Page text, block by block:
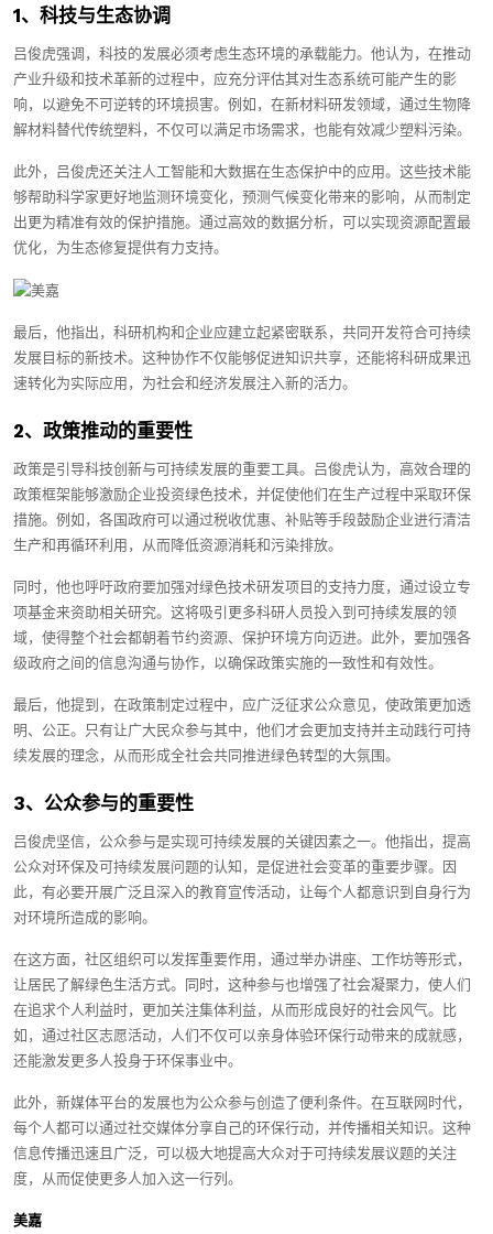
1、科技与生态协调
吕俊虎强调，科技的发展必须考虑生态环境的承载能力。他认为，在推动
产业升级和技术革新的过程中，应充分评估其对生态系统可能产生的影
响，以避免不可逆转的环境损害。例如，在新材料研发领域，通过生物降
解材料替代传统塑料，不仅可以满足市场需求，也能有效减少塑料污染。
此外，吕俊虎还关注人工智能和大数据在生态保护中的应用。这些技术能
够帮助科学家更好地监测环境变化，预测气候变化带来的影响，从而制定
出更为精准有效的保护措施。通过高效的数据分析，可以实现资源配置最
优化，为生态修复提供有力支持。
最后，他指出，科研机构和企业应建立起紧密联系，共同开发符合可持续
发展目标的新技术。这种协作不仅能够促进知识共享，还能将科研成果迅
速转化为实际应用，为社会和经济发展注入新的活力。
2、政策推动的重要性
政策是引导科技创新与可持续发展的重要工具。吕俊虎认为，高效合理的
政策框架能够激励企业投资绿色技术，并促使他们在生产过程中采取环保
措施。例如，各国政府可以通过税收优惠、补贴等手段鼓励企业进行清洁
生产和再循环利用，从而降低资源消耗和污染排放。
同时，他也呼吁政府要加强对绿色技术研发项目的支持力度，通过设立专
项基金来资助相关研究。这将吸引更多科研人员投入到可持续发展的领
域，使得整个社会都朝着节约资源、保护环境方向迈进。此外，要加强各
级政府之间的信息沟通与协作，以确保政策实施的一致性和有效性。
最后，他提到，在政策制定过程中，应广泛征求公众意见，使政策更加透
明、公正。只有让广大民众参与其中，他们才会更加支持并主动践行可持
续发展的理念，从而形成全社会共同推进绿色转型的大氛围。
3、公众参与的重要性
吕俊虎坚信，公众参与是实现可持续发展的关键因素之一。他指出，提高
公众对环保及可持续发展问题的认知，是促进社会变革的重要步骤。因
此，有必要开展广泛且深入的教育宣传活动，让每个人都意识到自身行为
对环境所造成的影响。
在这方面，社区组织可以发挥重要作用，通过举办讲座、工作坊等形式，
让居民了解绿色生活方式。同时，这种参与也增强了社会凝聚力，使人们
在追求个人利益时，更加关注集体利益，从而形成良好的社会风气。比
如，通过社区志愿活动，人们不仅可以亲身体验环保行动带来的成就感，
还能激发更多人投身于环保事业中。
此外，新媒体平台的发展也为公众参与创造了便利条件。在互联网时代，
每个人都可以通过社交媒体分享自己的环保行动，并传播相关知识。这种
信息传播迅速且广泛，可以极大地提高大众对于可持续发展议题的关注
度，从而促使更多人加入这一行列。
美嘉